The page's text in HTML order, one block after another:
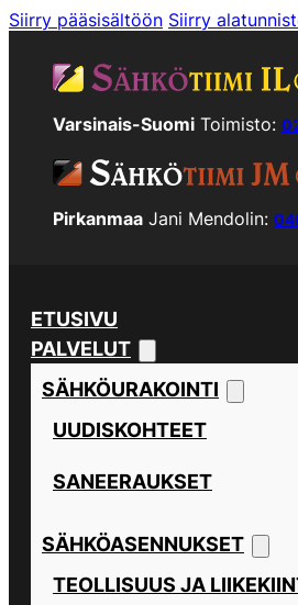
Siirry pääsisältöön Siirry
Varsinais-Suomi Toimisto:
Pirkanmaa Jani Mendolin:
ETUSIVU
PALVELUT
SÄHKÖURAKOINTI
UUDISKOHTEET
SANEERAUKSET
SÄHKÖASENNUKSET
TEOLLISUUS JA